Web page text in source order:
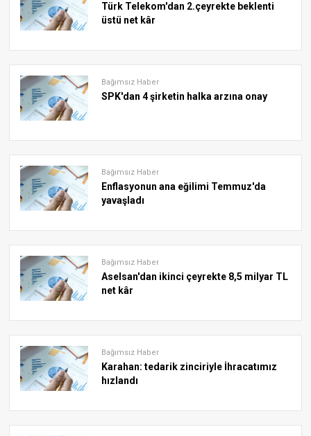
Türk Telekom'dan 2.çeyrekte beklenti
üstü net kâr
Bağımsız Haber
SPK'dan 4 şirketin halka arzına onay
Bağımsız Haber
Enflasyonun ana eğilimi Temmuz'da
yavaşladı
Bağımsız Haber
Aselsan'dan ikinci çeyrekte 8,5 milyar TL
net kâr
Bağımsız Haber
Karahan: tedarik zinciriyle İhracatımız
hızlandı